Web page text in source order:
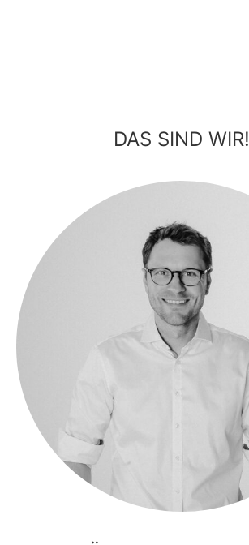
DAS SIND WIR!